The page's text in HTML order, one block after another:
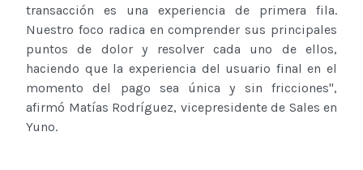
transacción es una experiencia de primera fila.
Nuestro foco radica en comprender sus principales
puntos de dolor y resolver cada uno de ellos,
haciendo que la experiencia del usuario final en el
momento del pago sea única y sin fricciones",
afirmó Matías Rodríguez, vicepresidente de Sales en
Yuno.